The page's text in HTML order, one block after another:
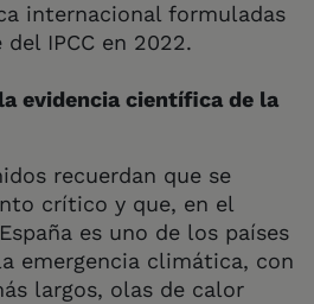
internacional formuladas
IPCC en 2022.
evidencia científica de la
recuerdan que se
crítico y que, en el
es uno de los países
emergencia climática, con
largos, olas de calor